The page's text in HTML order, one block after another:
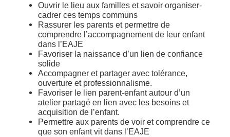
Ouvrir le lieu aux familles et savoir organiser-
cadrer ces temps communs
Rassurer les parents et permettre de
comprendre l’accompagnement de leur enfant
dans l’EAJE
Favoriser la naissance d’un lien de confiance
solide
Accompagner et partager avec tolérance,
ouverture et professionnalisme.
Favoriser le lien parent-enfant autour d’un
atelier partagé en lien avec les besoins et
acquisition de l’enfant.
Permettre aux parents de voir et comprendre ce
que son enfant vit dans l’EAJE